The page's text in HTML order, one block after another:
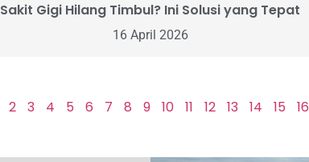
Sakit Gigi Hilang Timbul? Ini Solusi yang Tepat
16 April 2026
2 3 4 5 6 7 8 9 10 11 12 13 14 15 16